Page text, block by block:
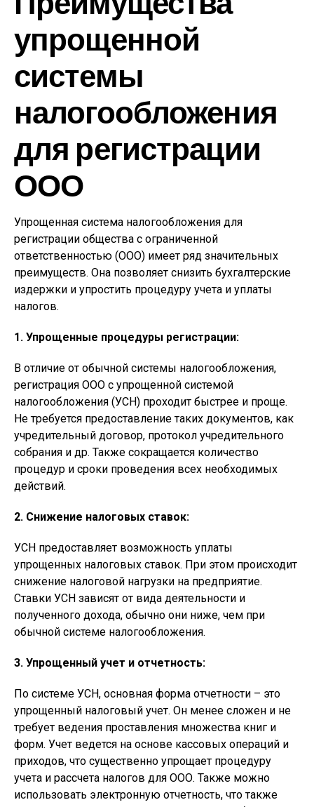
упрощенной
системы
налогообложения
для регистрации
ООО
Упрощенная система налогообложения для
регистрации общества с ограниченной
ответственностью (ООО) имеет ряд значительных
преимуществ. Она позволяет снизить бухгалтерские
издержки и упростить процедуру учета и уплаты
налогов.
1. Упрощенные процедуры регистрации:
В отличие от обычной системы налогообложения,
регистрация ООО с упрощенной системой
налогообложения (УСН) проходит быстрее и проще.
Не требуется предоставление таких документов, как
учредительный договор, протокол учредительного
собрания и др. Также сокращается количество
процедур и сроки проведения всех необходимых
действий.
2. Снижение налоговых ставок:
УСН предоставляет возможность уплаты
упрощенных налоговых ставок. При этом происходит
снижение налоговой нагрузки на предприятие.
Ставки УСН зависят от вида деятельности и
полученного дохода, обычно они ниже, чем при
обычной системе налогообложения.
3. Упрощенный учет и отчетность:
По системе УСН, основная форма отчетности – это
упрощенный налоговый учет. Он менее сложен и не
требует ведения проставления множества книг и
форм. Учет ведется на основе кассовых операций и
приходов, что существенно упрощает процедуру
учета и рассчета налогов для ООО. Также можно
использовать электронную отчетность, что также